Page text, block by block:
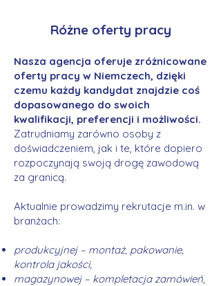
Różne oferty pracy
Nasza agencja oferuje zróżnicowane
oferty pracy w Niemczech, dzięki
czemu każdy kandydat znajdzie coś
dopasowanego do swoich
kwalifikacji, preferencji i możliwości.
Zatrudniamy zarówno osoby z
doświadczeniem, jak i te, które dopiero
rozpoczynają swoją drogę zawodową
za granicą.
Aktualnie prowadzimy rekrutacje m.in. w
branżach:
produkcyjnej – montaż, pakowanie,
kontrola jakości,
magazynowej – kompletacja zamówień,